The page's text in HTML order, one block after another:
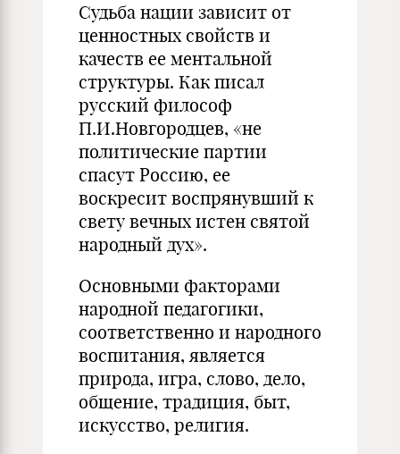
Судьба нации зависит от
ценностных свойств и
качеств ее ментальной
структуры. Как писал
русский философ
П.И.Новгородцев, «не
политические партии
спасут Россию, ее
воскресит воспрянувший к
свету вечных истен святой
народный дух».
Основными факторами
народной педагогики,
соответственно и народного
воспитания, является
природа, игра, слово, дело,
общение, традиция, быт,
искусство, религия.